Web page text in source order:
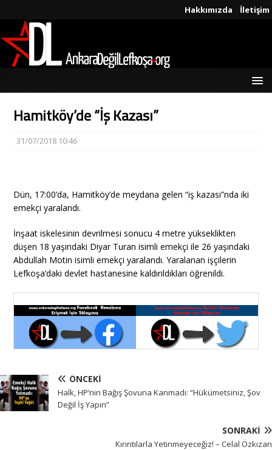
Hakkımızda İletişim
Hamitköy’de “İş Kazası”
31/07/2018 10:46
Dün, 17:00’da, Hamitköy’de meydana gelen “iş kazası”nda iki
emekçi yaralandı.
İnşaat iskelesinin devrilmesi sonucu 4 metre yükseklikten
düşen 18 yaşındaki Diyar Turan isimli emekçi ile 26 yaşındaki
Abdullah Motin isimli emekçi yaralandı. Yaralanan işçilerin
Lefkoşa’daki devlet hastanesine kaldırıldıkları öğrenildi.
ÖNCEKI
Halk, HP’nin Bağış Şovuna Kanmadı: “Hükümetsiniz, Şov
Değil İş Yapın”
SONRAKI
Kırıntılarla Yetinmeyeceğiz! – Celal Özkızan